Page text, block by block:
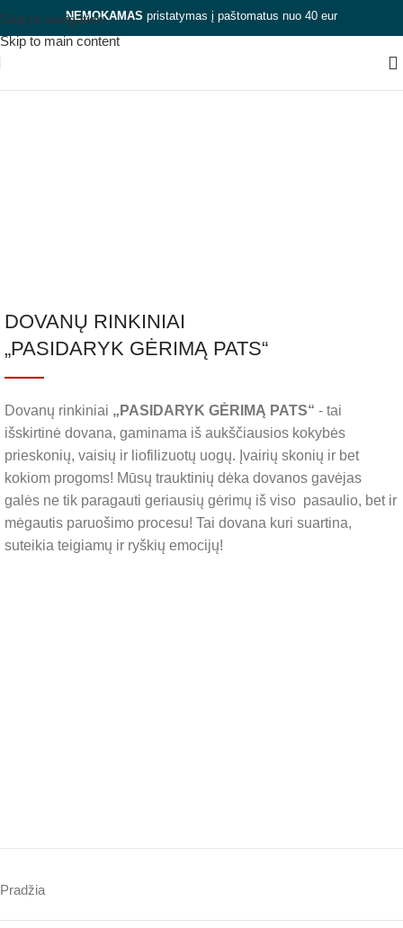
Skip to navigation
Skip to main content
NEMOKAMAS pristatymas į paštomatus nuo 40 eur
Dovanos vyrams
DOVANŲ RINKINIAI
„PASIDARYK GĖRIMĄ PATS“
Dovanų rinkiniai „PASIDARYK GĖRIMĄ PATS“ - tai
išskirtinė dovana, gaminama iš aukščiausios kokybės
prieskonių, vaisių ir liofilizuotų uogų. Įvairių skonių ir bet
kokiom progoms! Mūsų trauktinių dėka dovanos gavėjas
galės ne tik paragauti geriausių gėrimų iš viso pasaulio, bet ir
mėgautis paruošimo procesu! Tai dovana kuri suartina,
suteikia teigiamų ir ryškių emocijų!
Pradžia